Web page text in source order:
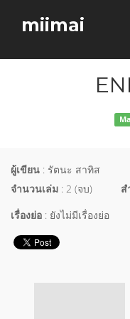
miimai
ผู้เขียน : รัตนะ สาทิส
จำนวนเล่ม : 2 (จบ) ส
เรื่องย่อ : ยังไม่มีเรื่องย่อ